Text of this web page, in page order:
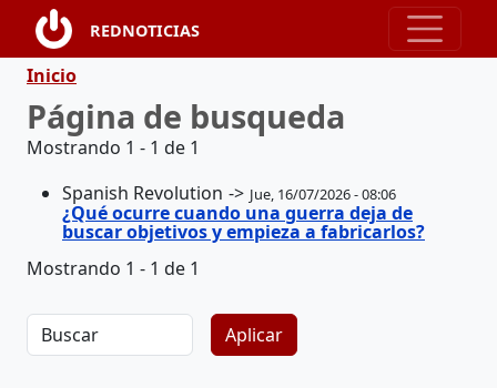
Pasar al contenido principal
REDNOTICIAS
Ruta de navegación
Inicio
Página de busqueda
Mostrando 1 - 1 de 1
Spanish Revolution
Jue, 16/07/2026 - 08:06
¿Qué ocurre cuando una guerra deja de
buscar objetivos y empieza a fabricarlos?
Mostrando 1 - 1 de 1